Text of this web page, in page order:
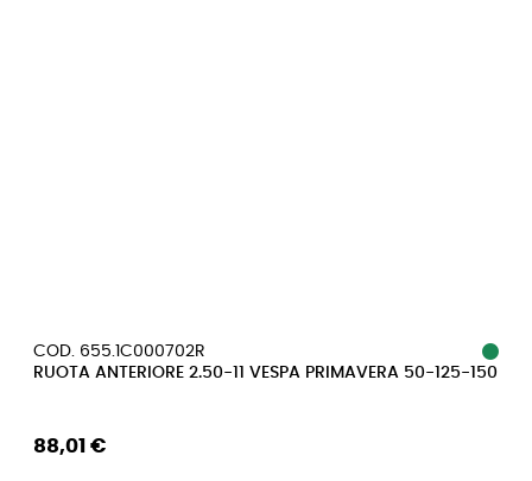
COD. 655.1C000702R
RUOTA ANTERIORE 2.50-11 VESPA PRIMAVERA 50-125-150
88,01 €